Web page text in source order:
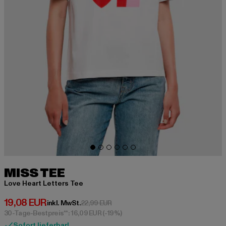
MISS TEE
Love Heart Letters Tee
19,08 EUR
Derzeitiger Preis: 19,08 EUR
inkl. MwSt.22,99 EURAktionspreis: 22,99 EUR
30-Tage-Bestpreis**: 16,09 EUR(-19%)